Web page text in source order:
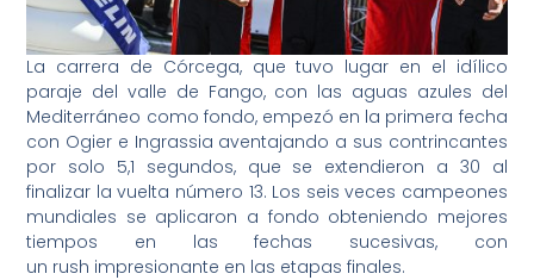
La carrera de Córcega, que tuvo lugar en el idílico
paraje del valle de Fango, con las aguas azules del
Mediterráneo como fondo, empezó en la primera fecha
con Ogier e Ingrassia aventajando a sus contrincantes
por solo 5,1 segundos, que se extendieron a 30 al
finalizar la vuelta número 13. Los seis veces campeones
mundiales se aplicaron a fondo obteniendo mejores
tiempos en las fechas sucesivas, con
un rush impresionante en las etapas finales.